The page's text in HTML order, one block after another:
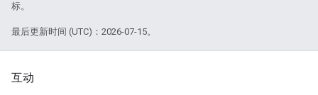
标。
最后更新时间 (UTC)：2026-07-15。
互动